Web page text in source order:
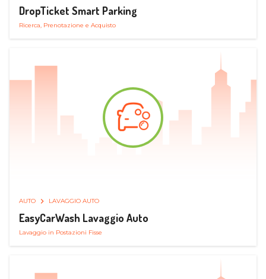
DropTicket Smart Parking
Ricerca, Prenotazione e Acquisto
AUTO LAVAGGIO AUTO
EasyCarWash Lavaggio Auto
Lavaggio in Postazioni Fisse